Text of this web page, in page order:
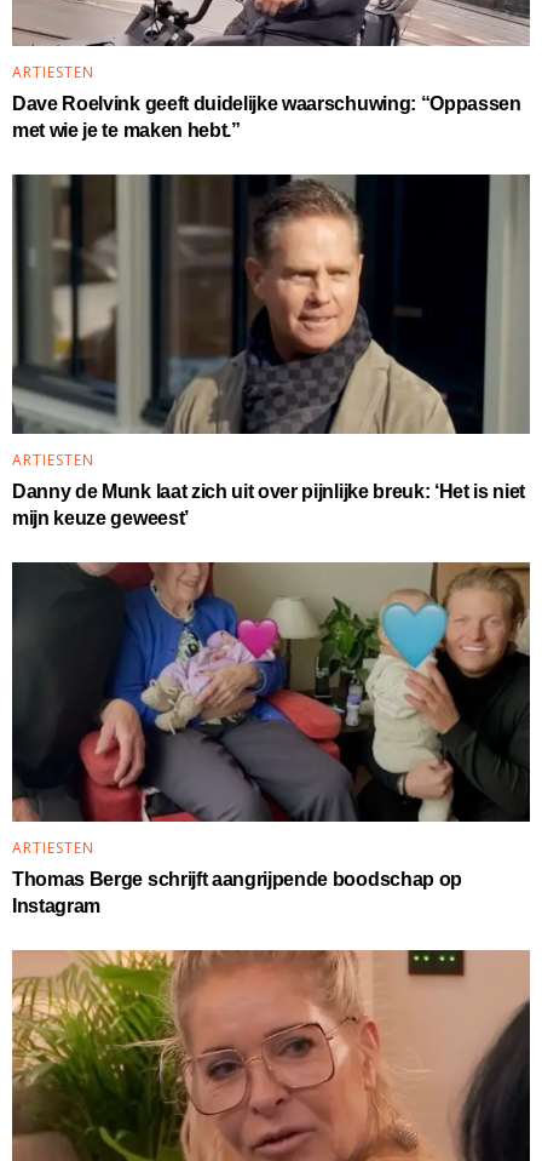
ARTIESTEN
Dave Roelvink geeft duidelijke waarschuwing: “Oppassen
met wie je te maken hebt.”
ARTIESTEN
Danny de Munk laat zich uit over pijnlijke breuk: ‘Het is niet
mijn keuze geweest’
ARTIESTEN
Thomas Berge schrijft aangrijpende boodschap op
Instagram